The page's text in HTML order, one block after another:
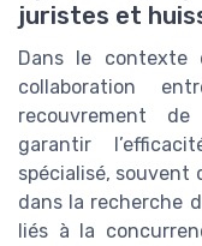
juristes et
Dans le contexte
collaboration
recouvrement
garantir
spécialisé, souvent
dans la recherche
liés à la